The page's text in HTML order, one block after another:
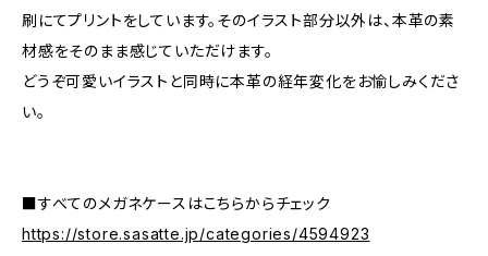
刷にてプリントをしています。そのイラスト部分以外は、本革の素
材感をそのまま感じていただけます。
どうぞ可愛いイラストと同時に本革の経年変化をお愉しみくださ
い。
■すべてのメガネケースはこちらからチェック
https://store.sasatte.jp/categories/4594923